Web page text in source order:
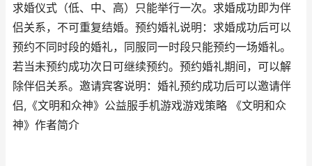
求婚仪式（低、中、高）只能举行一次。求婚成功即为伴
侣关系，不可重复结婚。预约婚礼说明：求婚成功后可以
预约不同时段的婚礼，同服同一时段只能预约一场婚礼。
若当未预约成功次日可继续预约。预约婚礼期间，可以解
除伴侣关系。邀请宾客说明：婚礼预约成功后可以邀请伴
侣,《文明和众神》公益服手机游戏游戏策略 《文明和众
神》作者简介